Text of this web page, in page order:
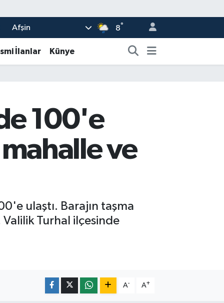
Afşin 8°
İlanlar Künye
100'e
mahalle ve
ulaştı. Barajın taşma
Turhal ilçesinde
A- A+